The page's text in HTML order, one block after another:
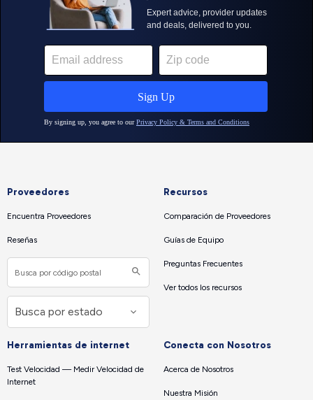
Proveedores
Encuentra Proveedores
Reseñas
Recursos
Comparación de Proveedores
Guías de Equipo
Preguntas Frecuentes
Ver todos los recursos
Herramientas de internet
Test Velocidad — Medir Velocidad de
Internet
Conecta con Nosotros
Acerca de Nosotros
Nuestra Misión